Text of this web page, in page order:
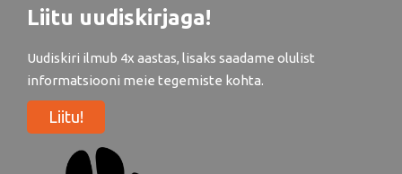
Liitu uudiskirjaga!
Uudiskiri ilmub 4x aastas, lisaks saadame olulist
informatsiooni meie tegemiste kohta.
Liitu!